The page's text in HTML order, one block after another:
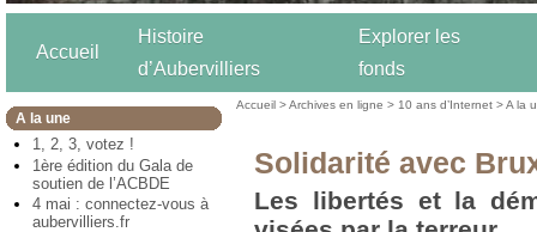
Accueil
Histoire
d’Aubervilliers
Explorer les
fonds
A la une
1, 2, 3, votez !
1ère édition du Gala de
soutien de l’ACBDE
4 mai : connectez-vous à
aubervilliers.fr
Accueil >Archives en ligne > 10 ans d’Internet >A la
Solidarité avec
Les libertés et la